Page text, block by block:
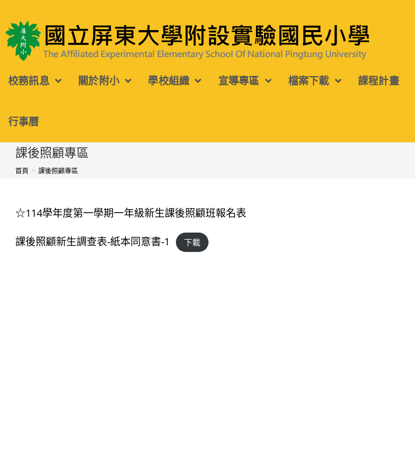
轉
至
要
容
國立屏東大學附設實驗國民小學
校務訊息 關於附小 學校組織 宣導專區 檔案下載 課程計畫
行事曆
課後照顧專區
首頁 > 課後照顧專區
☆114學年度第一學期一年級新生課後照顧班報名表
課後照顧新生調查表-紙本同意書-1 下載